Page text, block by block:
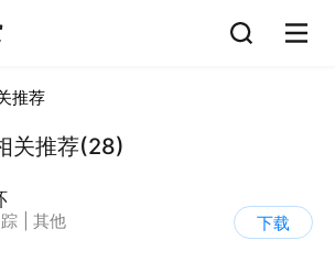
推荐
关推荐(28)
其他
下载